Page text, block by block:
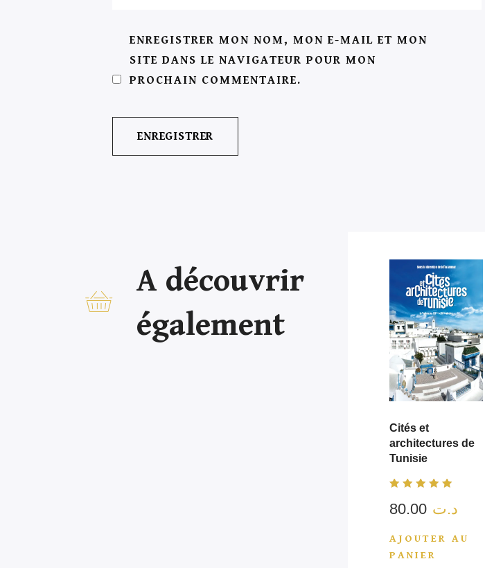
ENREGISTRER MON NOM, MON E-MAIL ET MON
SITE DANS LE NAVIGATEUR POUR MON
PROCHAIN COMMENTAIRE.
A découvrir
également
Cités et
architectures de
Tunisie
5.00
sur 5 د.ت
AJOUTER AU
PANIER